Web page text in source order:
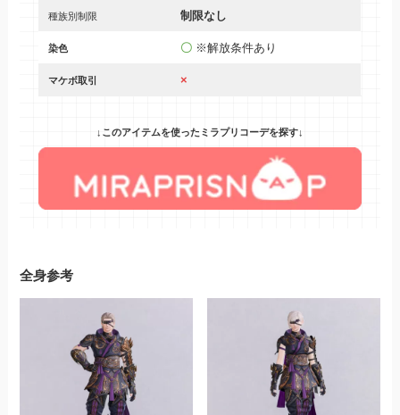
種族別制限 制限なし
染色 〇 ※解放条件あり
マケボ取引 ×
↓このアイテムを使ったミラプリコーデを探す↓
全身参考